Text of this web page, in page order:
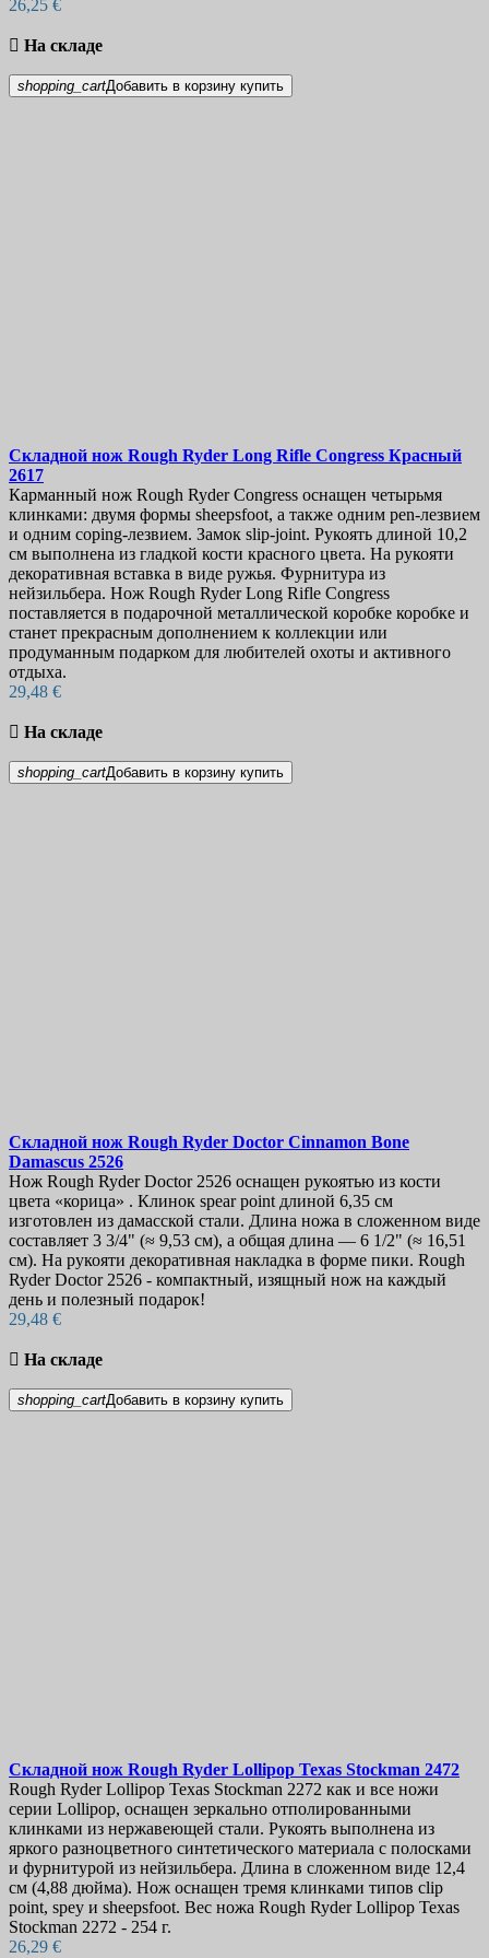
26,25 €
 На складе
shopping_cartДобавить в корзину купить
Складной нож Rough Ryder Long Rifle Congress Красный
2617
Карманный нож Rough Ryder Congress оснащен четырьмя
клинками: двумя формы sheepsfoot, а также одним pen-лезвием
и одним coping-лезвием. Замок slip-joint. Рукоять длиной 10,2
см выполнена из гладкой кости красного цвета. На рукояти
декоративная вставка в виде ружья. Фурнитура из
нейзильбера. Нож Rough Ryder Long Rifle Congress
поставляется в подарочной металлической коробке коробке и
станет прекрасным дополнением к коллекции или
продуманным подарком для любителей охоты и активного
отдыха.
29,48 €
 На складе
shopping_cartДобавить в корзину купить
Складной нож Rough Ryder Doctor Cinnamon Bone
Damascus 2526
Нож Rough Ryder Doctor 2526 оснащен рукоятью из кости
цвета «корица» . Клинок spear point длиной 6,35 см
изготовлен из дамасской стали. Длина ножа в сложенном виде
составляет 3 3/4" (≈ 9,53 см), а общая длина — 6 1/2" (≈ 16,51
см). На рукояти декоративная накладка в форме пики. Rough
Ryder Doctor 2526 - компактный, изящный нож на каждый
день и полезный подарок!
29,48 €
 На складе
shopping_cartДобавить в корзину купить
Складной нож Rough Ryder Lollipop Texas Stockman 2472
Rough Ryder Lollipop Texas Stockman 2272 как и все ножи
серии Lollipop, оснащен зеркально отполированными
клинками из нержавеющей стали. Рукоять выполнена из
яркого разноцветного синтетического материала с полосками
и фурнитурой из нейзильбера. Длина в сложенном виде 12,4
см (4,88 дюйма). Нож оснащен тремя клинками типов clip
point, spey и sheepsfoot. Вес ножа Rough Ryder Lollipop Texas
Stockman 2272 - 254 г.
26,29 €